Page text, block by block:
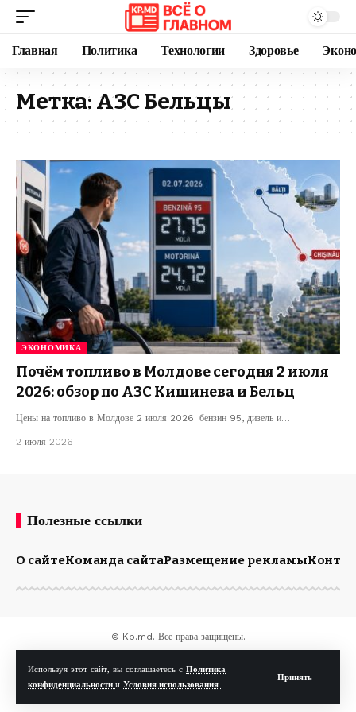
Используя этот сайт, вы соглашаетесь с Политика
конфиденциальности и Условия использования .
Принять
Главная Политика Технологии Здоровье
Метка: АЗС Бельцы
ЭКОНОМИКА
Почём топливо в Молдове сегодня 2 июля
2026: обзор по АЗС Кишинева и Бельц
Цены на топливо в Молдове 2 июля 2026: бензин 95, дизель и…
2 июля 2026
Полезные ссылки
О сайтеКоманда сайтаРазмещение рекламы
© Kp.md. Все права защищены.